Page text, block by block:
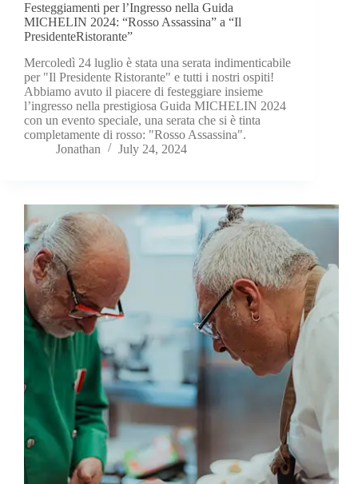
Festeggiamenti per l’Ingresso nella Guida
MICHELIN 2024: “Rosso Assassina” a “Il
PresidenteRistorante”
Mercoledì 24 luglio è stata una serata indimenticabile
per "Il Presidente Ristorante" e tutti i nostri ospiti!
Abbiamo avuto il piacere di festeggiare insieme
l’ingresso nella prestigiosa Guida MICHELIN 2024
con un evento speciale, una serata che si è tinta
completamente di rosso: "Rosso Assassina".
Jonathan
July 24, 2024